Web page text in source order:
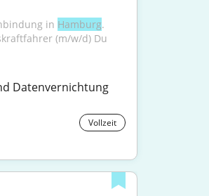
in Hamburg
(m/w/d) Du
Datenvernichtung
Vollzeit